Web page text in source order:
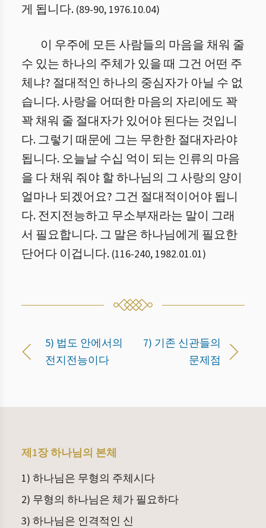
게 됩니다. (89-90, 1976.10.04)
이 우주에 모든 사람들의 마음을 채워 줄
수 있는 하나의 주체가 있을 때 그건 어떤 주
체냐? 절대적인 하나의 중심자가 아닐 수 없
습니다. 사랑을 어떠한 마음의 자리에도 꽉
꽉 채워 줄 절대자가 있어야 된다는 것입니
다. 그렇기 때문에 그는 무한한 절대자라야
됩니다.오늘날 수십 억이 되는 인류의 마음
을 다 채워 줘야 할 하나님의 그 사랑의 양이
얼마나 되겠어요? 그건 절대적이어야 됩니
다. 전지전능하고 무소부재라는 말이 그래
서 필요합니다. 그 말은 하나님에게 필요한
단어다 이겁니다. (116-240, 1982.01.01)
5) 법도 안에서의
전지전능이다
7) 기존 신관들의
문제점
제1장 하나님의 본체
1) 하나님은 무형의 주체시다
2) 무형의 하나님은 체가 필요하다
3) 하나님은 인격적인 신